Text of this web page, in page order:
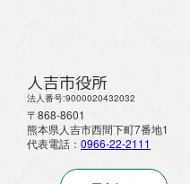
人吉市役所
法人番号:9000020432032
〒868-8601
熊本県人吉市西間下町7番地1
代表電話： 0966-22-2111